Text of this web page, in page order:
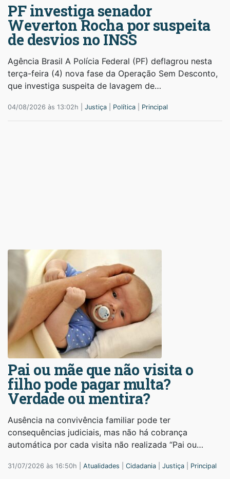
PF investiga senador
Weverton Rocha por suspeita
de desvios no INSS
Agência Brasil A Polícia Federal (PF) deflagrou nesta
terça-feira (4) nova fase da Operação Sem Desconto,
que investiga suspeita de lavagem de…
04/08/2026 às 13:02h | Justiça Política Principal
Pai ou mãe que não visita o
filho pode pagar multa?
Verdade ou mentira?
Ausência na convivência familiar pode ter
consequências judiciais, mas não há cobrança
automática por cada visita não realizada “Pai ou…
31/07/2026 às 16:50h | Atualidades Cidadania Justiça Principal